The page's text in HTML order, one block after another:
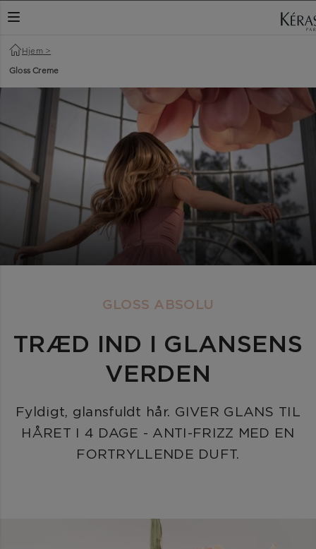
NAVIGATIONSKNAP
Hjem >
Gloss Creme
GLOSS ABSOLU
TRÆD IND I GLANSENS
VERDEN
Fyldigt, glansfuldt hår. GIVER GLANS TIL
HÅRET I 4 DAGE - ANTI-FRIZZ MED EN
FORTRYLLENDE DUFT.